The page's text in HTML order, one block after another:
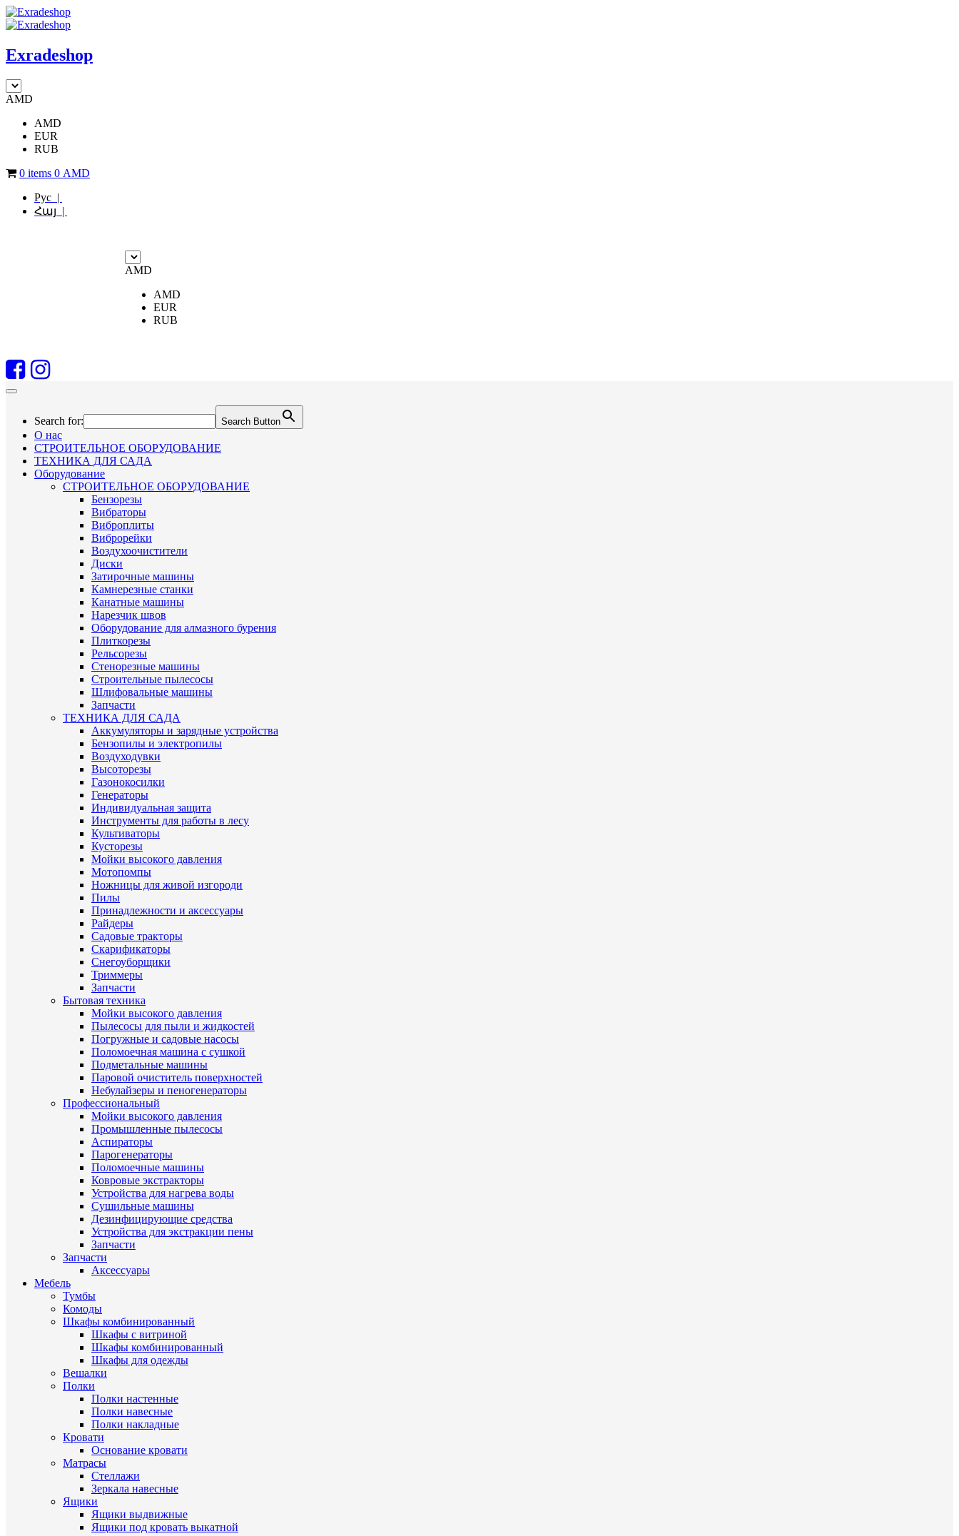
Exradeshop
AMD
AMD
EUR
RUB
0 items 0 AMD
Рус |
Հայ |
AMD
AMD
EUR
RUB
Search for: Search Button
О нас
СТРОИТЕЛЬНОЕ ОБОРУДОВАНИЕ
ТЕХНИКА ДЛЯ САДА
Оборудование
СТРОИТЕЛЬНОЕ ОБОРУДОВАНИЕ
Бензорезы
Вибраторы
Виброплиты
Виброрейки
Воздухоочистители
Диски
Затирочные машины
Камнерезные станки
Канатные машины
Нарезчик швов
Оборудование для алмазного бурения
Плиткорезы
Рельсорезы
Стенорезные машины
Строительные пылесосы
Шлифовальные машины
Запчасти
ТЕХНИКА ДЛЯ САДА
Аккумуляторы и зарядные устройства
Бензопилы и электропилы
Воздуходувки
Высоторезы
Газонокосилки
Генераторы
Индивидуальная защита
Инструменты для работы в лесу
Культиваторы
Кусторезы
Мойки высокого давления
Мотопомпы
Ножницы для живой изгороди
Пилы
Принадлежности и аксессуары
Райдеры
Садовые тракторы
Скарификаторы
Снегоуборщики
Триммеры
Запчасти
Бытовая техника
Мойки высокого давления
Пылесосы для пыли и жидкостей
Погружные и садовые насосы
Поломоечная машина с сушкой
Подметальные машины
Паровой очиститель поверхностей
Небулайзеры и пеногенераторы
Профессиональный
Мойки высокого давления
Промышленные пылесосы
Аспираторы
Парогенераторы
Поломоечные машины
Ковровые экстракторы
Устройства для нагрева воды
Сушильные машины
Дезинфицирующие средства
Устройства для экстракции пены
Запчасти
Запчасти
Аксессуары
Мебель
Тумбы
Комоды
Шкафы комбинированный
Шкафы с витриной
Шкафы комбинированный
Шкафы для одежды
Вешалки
Полки
Полки настенные
Полки навесные
Полки накладные
Кровати
Основание кровати
Матрасы
Стеллажи
Зеркала навесные
Ящики
Ящики выдвижные
Ящики под кровать выкатной